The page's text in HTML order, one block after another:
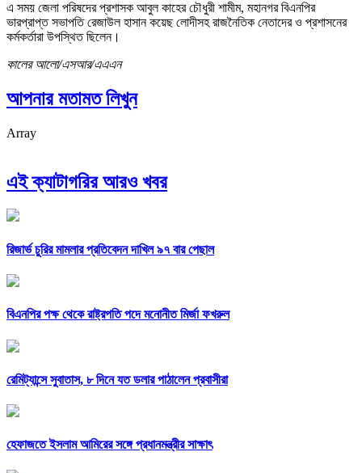
এ সময় জেলা পরিষদের প্রশাসক আবুল কাহের চৌধুরী শামীম, মহানগর বিএনপির
ভারপ্রাপ্ত সভাপতি রেজাউল হাসান কয়েছ লোদীসহ রাজনৈতিক নেতাদের ও প্রশাসনের
কর্মকর্তারা উপস্থিত ছিলেন।
কালের আলো/এসআর/এএএন
আপনার মতামত লিখুন
Array
এই ক্যাটাগরির আরও খবর
রিজার্ভ চুরির মামলার প্রতিবেদন দাখিল ৯৭ বার পেছাল
বিএনপির পক্ষ থেকে রাষ্ট্রপতি পদে মনোনীত মির্জা ফখরুল
রেমিট্যান্সে সুবাতাস, ৮ দিনে যত ডলার পাঠালেন প্রবাসীরা
হেফাজতে ইসলাম আমিরের সঙ্গে প্রধানমন্ত্রীর সাক্ষাৎ